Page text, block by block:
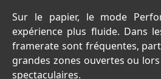
Sur le papier, le mode
expérience plus fluide. Dans
framerate sont fréquentes,
grandes zones ouvertes ou
spectaculaires.